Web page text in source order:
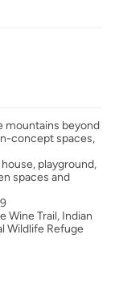
mountains beyond
concept spaces,
playground,
spaces and
Wine Trail, Indian
Wildlife Refuge